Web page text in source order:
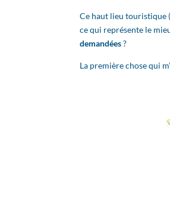
Ce haut lieu touristique
ce qui représente le
demandées?
La première chose qui